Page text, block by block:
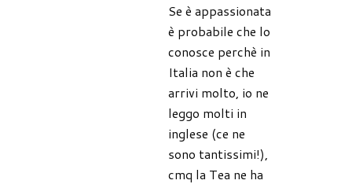
Se è appassionata
è probabile che lo
conosce perchè in
Italia non è che
arrivi molto, io ne
leggo molti in
inglese (ce ne
sono tantissimi!),
cmq la Tea ne ha